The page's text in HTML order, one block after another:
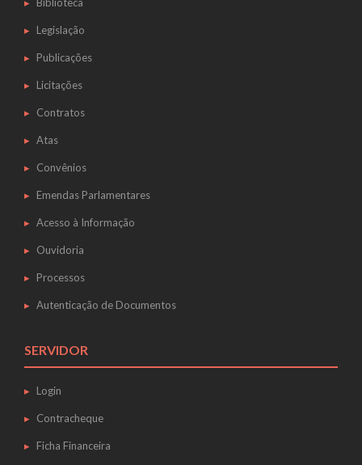
Legislação
Publicações
Licitações
Contratos
Atas
Convênios
Emendas Parlamentares
Acesso à Informação
Ouvidoria
Processos
Autenticação de Documentos
SERVIDOR
Login
Contracheque
Ficha Financeira